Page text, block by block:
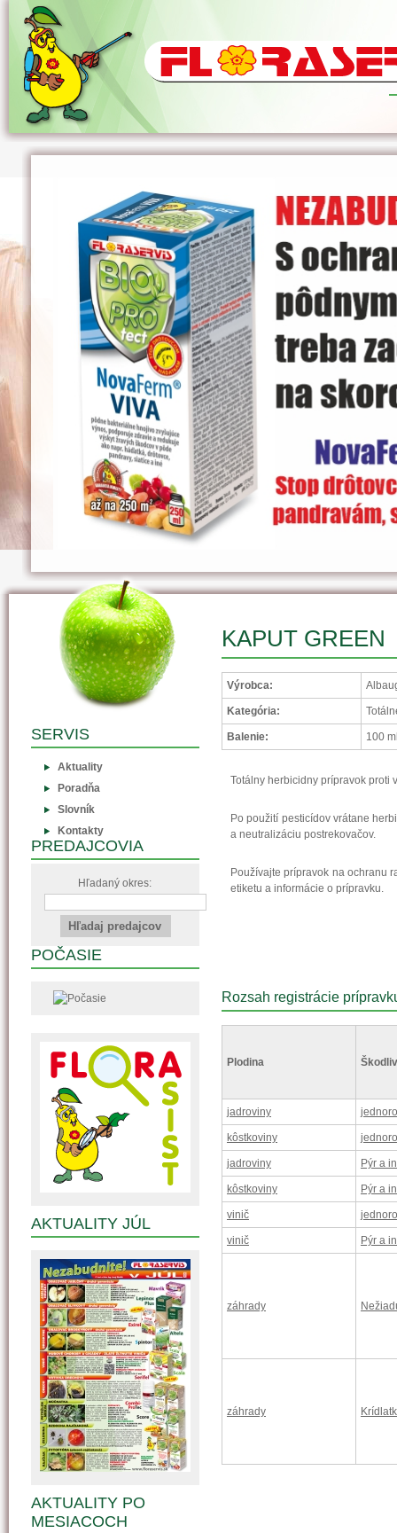
KAPUT GREEN
Výrobca:
Kategória:
Balenie: 100
Totálny herbicidny prípravok proti
Po použití pesticídov vrátane
a neutralizáciu postrekovačov.
Používajte prípravok na ochranu
etiketu a informácie o prípravku.
Rozsah registrácie
Plodina
jadroviny
kôstkoviny
jadroviny Pýr a
kôstkoviny Pýr a
vinič
vinič Pýr a
záhrady
záhrady
SERVIS
Aktuality
Poradňa
Slovník
Kontakty
PREDAJCOVIA
Hľadaný okres:
POČASIE
AKTUALITY JÚL
AKTUALITY PO
MESIACOCH